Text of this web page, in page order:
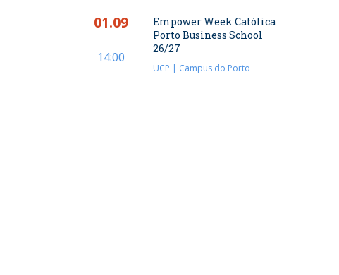
01.09
14:00
Empower Week Católica
Porto Business School
26/27
UCP | Campus do Porto